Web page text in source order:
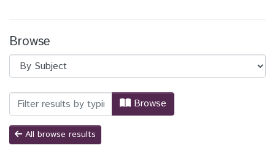
Browse
Browsing SPGRIC - Artigos científicos
Browse
All browse results